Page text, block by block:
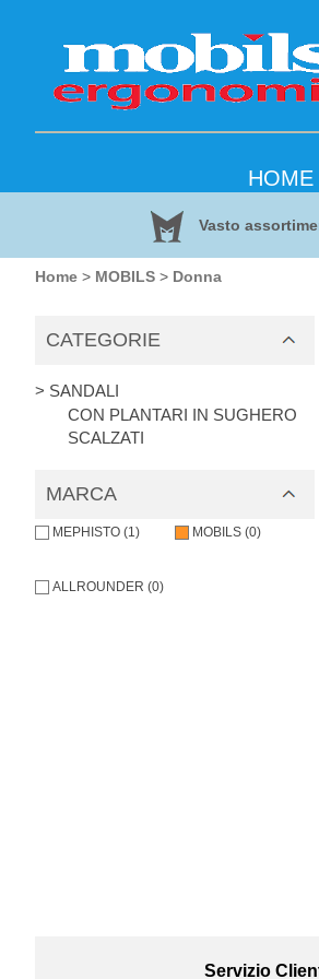
HOME
Vasto
Home > MOBILS > Donna
CATEGORIE
> SANDALI
CON PLANTARI IN SUGHERO
SCALZATI
MARCA
MEPHISTO (1) MOBILS (0)
ALLROUNDER (0)
Servizio